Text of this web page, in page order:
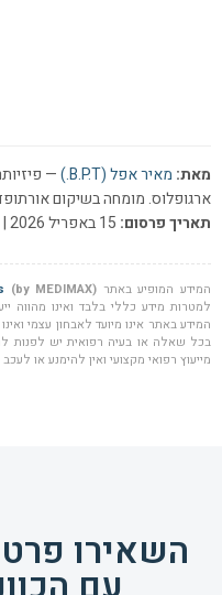
מאת: מאיר אפל (B.P.T.)
—
ארגופלוס. מומחה בשיקום
תאריך פרסום:
המידע המופיע באתר (by MEDIMAX)
למטרות מידע כללי בלבד ואינו מהווה
המידע באתר אינו מיועד לאבחון עצמי
בכל שאלה או בעיה רפואית יש לפנות
מייעוץ רפואי מקצועי ואין להימנע או
השאירו